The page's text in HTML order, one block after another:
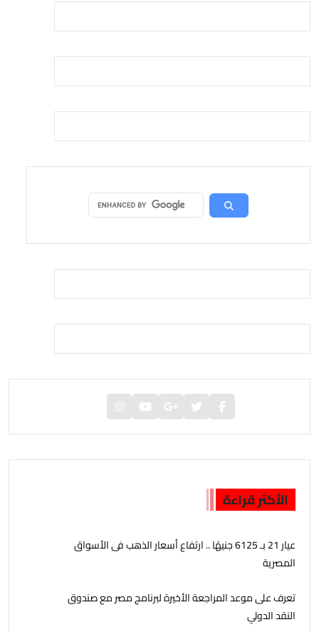
الأكثر قراءة
عيار 21 بـ 6125 جنيهًا .. ارتفاع أسعار الذهب فى الأسواق
المصرية
تعرف على موعد المراجعة الأخيرة لبرنامج مصر مع صندوق
النقد الدولي